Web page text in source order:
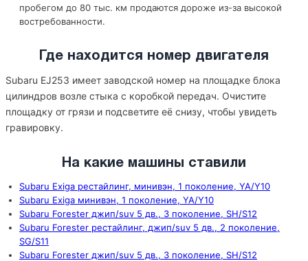
пробегом до 80 тыс. км продаются дороже из-за высокой
востребованности.
Где находится номер двигателя
Subaru EJ253 имеет заводской номер на площадке блока
цилиндров возле стыка с коробкой передач. Очистите
площадку от грязи и подсветите её снизу, чтобы увидеть
гравировку.
На какие машины ставили
Subaru Exiga рестайлинг, минивэн, 1 поколение, YA/Y10
Subaru Exiga минивэн, 1 поколение, YA/Y10
Subaru Forester джип/suv 5 дв., 3 поколение, SH/S12
Subaru Forester рестайлинг, джип/suv 5 дв., 2 поколение,
SG/S11
Subaru Forester джип/suv 5 дв., 3 поколение, SH/S12